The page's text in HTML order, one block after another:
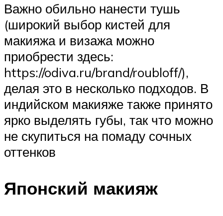
Важно обильно нанести тушь
(широкий выбор кистей для
макияжа и визажа можно
приобрести здесь:
https://odiva.ru/brand/roubloff/),
делая это в несколько подходов. В
индийском макияже также принято
ярко выделять губы, так что можно
не скупиться на помаду сочных
оттенков
Японский макияж